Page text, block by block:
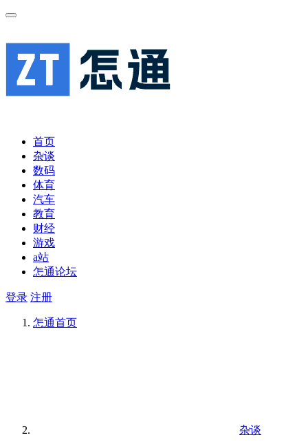
首页
杂谈
数码
体育
汽车
教育
财经
游戏
a站
怎通论坛
登录 注册
怎通首页
杂谈